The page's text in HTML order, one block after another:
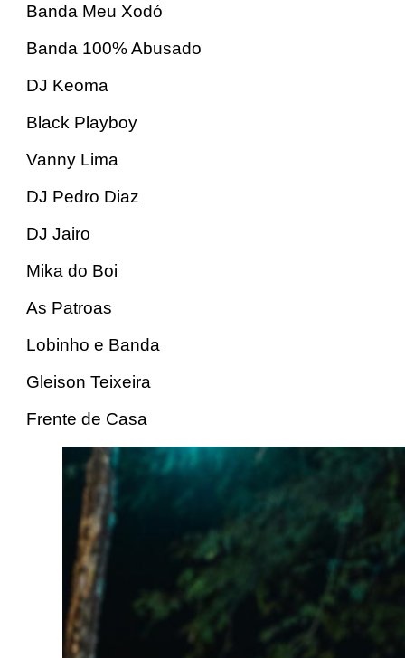
Banda Meu Xodó
Banda 100% Abusado
DJ Keoma
Black Playboy
Vanny Lima
DJ Pedro Diaz
DJ Jairo
Mika do Boi
As Patroas
Lobinho e Banda
Gleison Teixeira
Frente de Casa